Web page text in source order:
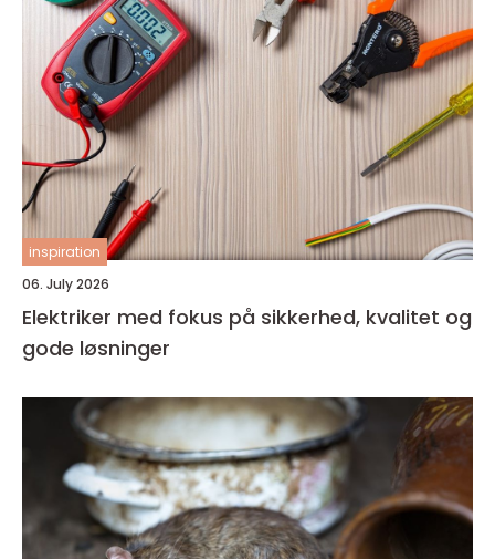
inspiration
06. July 2026
Elektriker med fokus på sikkerhed, kvalitet og
gode løsninger